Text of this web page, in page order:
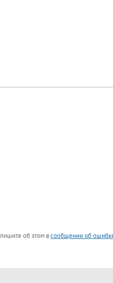
об этом всообщении об